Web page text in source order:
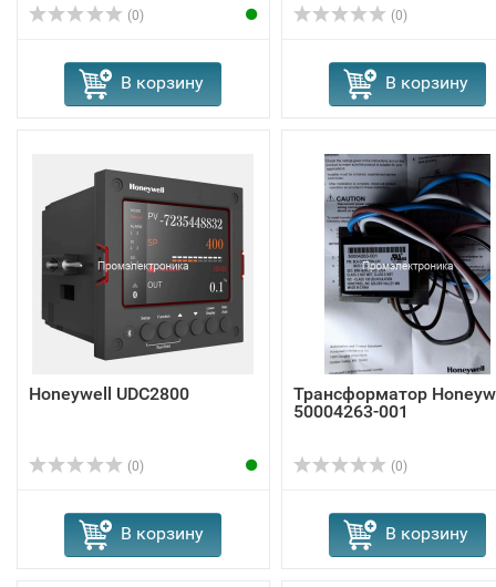
(0)
В корзину
(0)
В корзину
Honeywell UDC2800
(0)
В корзину
Трансформатор
50004263-001
(0)
В корзину